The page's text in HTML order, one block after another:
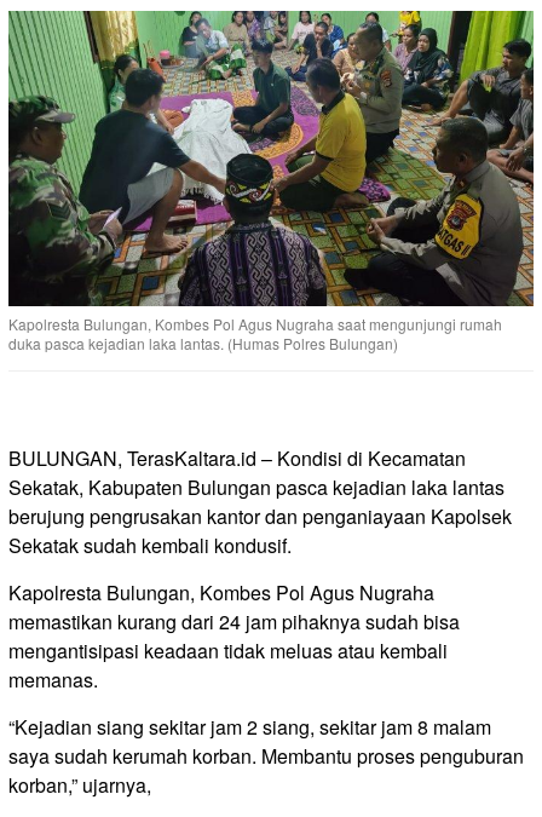
Kapolresta Bulungan, Kombes Pol Agus Nugraha saat mengunjungi rumah
duka pasca kejadian laka lantas. (Humas Polres Bulungan)
BULUNGAN, TerasKaltara.id – Kondisi di Kecamatan
Sekatak, Kabupaten Bulungan pasca kejadian laka lantas
berujung pengrusakan kantor dan penganiayaan Kapolsek
Sekatak sudah kembali kondusif.
Kapolresta Bulungan, Kombes Pol Agus Nugraha
memastikan kurang dari 24 jam pihaknya sudah bisa
mengantisipasi keadaan tidak meluas atau kembali
memanas.
“Kejadian siang sekitar jam 2 siang, sekitar jam 8 malam
saya sudah kerumah korban. Membantu proses penguburan
korban,” ujarnya,